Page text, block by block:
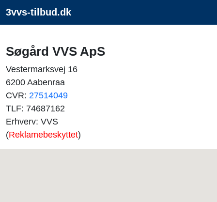
3vvs-tilbud.dk
Søgård VVS ApS
Vestermarksvej 16
6200 Aabenraa
CVR: 27514049
TLF: 74687162
Erhverv: VVS
(Reklamebeskyttet)